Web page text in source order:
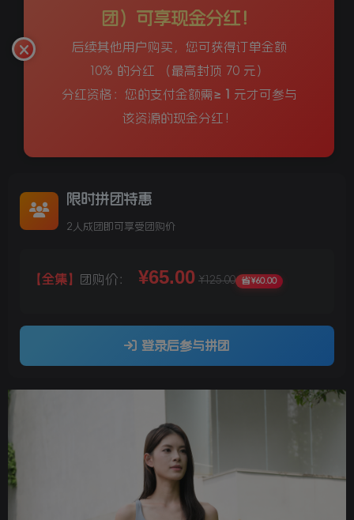
团）可享现金分红！
后续其他用户购买，您可获得订单金额
10% 的分红 （最高封顶 70 元）
分红资格：您的支付金额需≥ 1 元才可参与
该资源的现金分红！
限时拼团特惠
2人成团即可享受团购价
【全集】 团购价： ¥65.00 ¥125.00 省¥60.00
登录后参与拼团